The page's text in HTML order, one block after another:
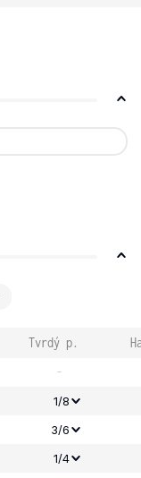
Tvrdý p.
-
1/8
3/6
1/4